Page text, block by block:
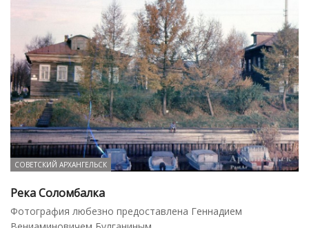
СОВЕТСКИЙ АРХАНГЕЛЬСК
Река Соломбалка
Фотография любезно предоставлена Геннадием